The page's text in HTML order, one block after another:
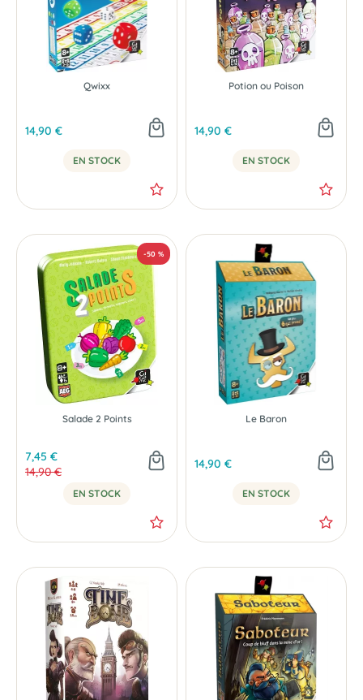
Qwixx
14,90 €
EN STOCK
Potion ou Poison
14,90 €
EN STOCK
Salade 2 Points
7,45 €
14,90 €
EN STOCK
Le Baron
14,90 €
EN STOCK